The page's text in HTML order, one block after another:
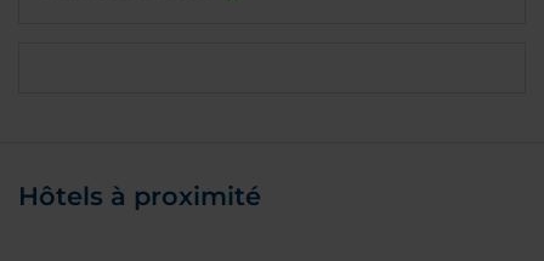
Hôtels à proximité